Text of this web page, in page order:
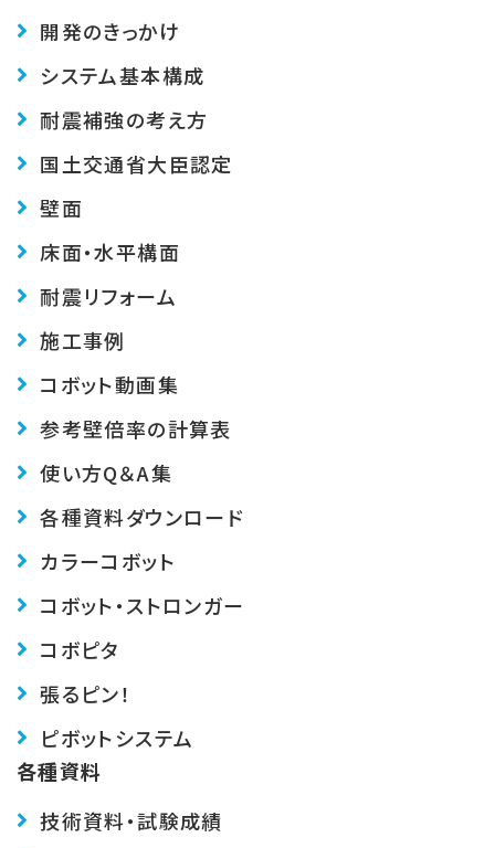
開発のきっかけ
システム基本構成
耐震補強の考え方
国土交通省大臣認定
壁面
床面・水平構面
耐震リフォーム
施工事例
コボット動画集
参考壁倍率の計算表
使い方Q＆A集
各種資料ダウンロード
カラーコボット
コボット・ストロンガー
コボピタ
張るピン！
ピボットシステム
各種資料
技術資料・試験成績